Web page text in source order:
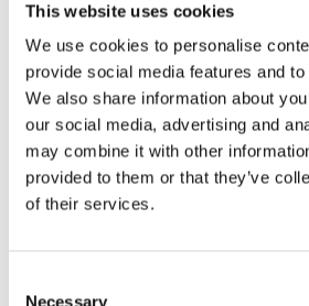
This website uses cookies
We use cookies to personalise
provide social media features and
We also share information about
our social media, advertising and
may combine it with other
provided to them or that they’ve
of their services.
Necessary
Recht auf Datenübertragbarkeit
Sie haben das Recht, die Sie
personenbezogenen Daten, die Sie
haben, in einem strukturierten,
maschinenlesbaren Format zu
einem anderen Verantwortlichen
uns, dem die personenbezogenen
Absatz 2 lit. a DSGVO oder auf